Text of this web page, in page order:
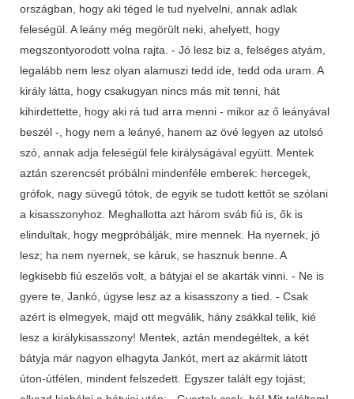
országban, hogy aki téged le tud nyelvelni, annak adlak
feleségül. A leány még megörült neki, ahelyett, hogy
megszontyorodott volna rajta. - Jó lesz biz a, felséges atyám,
legalább nem lesz olyan alamuszi tedd ide, tedd oda uram. A
király látta, hogy csakugyan nincs más mit tenni, hát
kihirdettette, hogy aki rá tud arra menni - mikor az ő leányával
beszél -, hogy nem a leányé, hanem az övé legyen az utolsó
szó, annak adja feleségül fele királyságával együtt. Mentek
aztán szerencsét próbálni mindenféle emberek: hercegek,
grófok, nagy süvegű tótok, de egyik se tudott kettőt se szólani
a kisasszonyhoz. Meghallotta azt három sváb fiú is, ők is
elindultak, hogy megpróbálják, mire mennek. Ha nyernek, jó
lesz; ha nem nyernek, se káruk, se hasznuk benne. A
legkisebb fiú eszelős volt, a bátyjai el se akarták vinni. - Ne is
gyere te, Jankó, úgyse lesz az a kisasszony a tied. - Csak
azért is elmegyek, majd ott megválik, hány zsákkal telik, kié
lesz a királykisasszony! Mentek, aztán mendegéltek, a két
bátyja már nagyon elhagyta Jankót, mert az akármit látott
úton-útfélen, mindent felszedett. Egyszer talált egy tojást;